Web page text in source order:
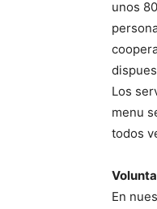
unos
Los
menu
todos
En